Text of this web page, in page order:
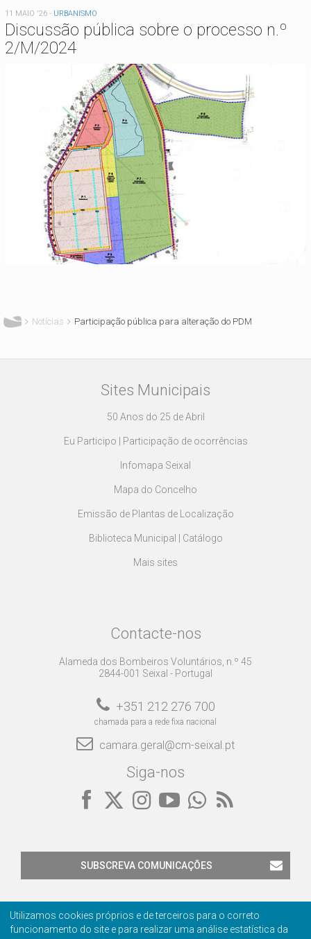
11 MAIO '26 - URBANISMO
Discussão pública sobre o processo n.º
2/M/2024
Notícias Participação pública para alteração do PDM
Sites Municipais
50 Anos do 25 de Abril
Eu Participo | Participação de ocorrências
Infomapa Seixal
Mapa do Concelho
Emissão de Plantas de Localização
Biblioteca Municipal | Catálogo
Mais sites
Contacte-nos
Alameda dos Bombeiros Voluntários, n.º 45
2844-001 Seixal - Portugal
+351 212 276 700
chamada para a rede fixa nacional
camara.geral@cm-seixal.pt
Siga-nos
SUBSCREVA COMUNICAÇÕES
Utilizamos cookies próprios e de terceiros para o correto
funcionamento do site e para realizar uma análise estatística da